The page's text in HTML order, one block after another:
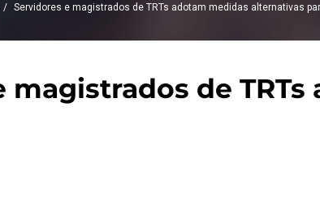
/ Servidores e magistrados de TRTs adotam medidas alternativas
magistrados de